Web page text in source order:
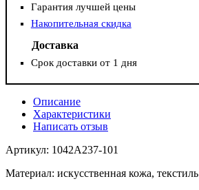
Гарантия лучшей цены
Накопительная скидка
Доставка
Срок доставки от 1 дня
Описание
Характеристики
Написать отзыв
Артикул: 1042A237-101
Материал: искусственная кожа, текстиль